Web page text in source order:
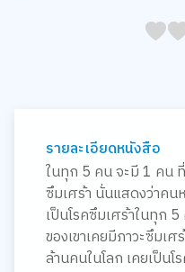
1
05
รายละเอียดหนังสือ
ในทุก 5 คน จะมี 1 คน ที่
ซึมเศร้า นั่นแสดงว่าคน
เป็นโรคซึมเศร้าในทุก
ของเขาเคยมีภาวะซึมเ
ล้านคนในโลก เคยเป็นโ